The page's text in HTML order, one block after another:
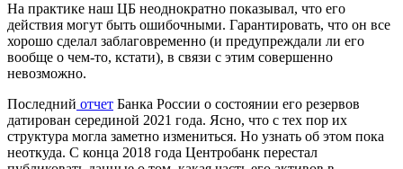
На практике наш ЦБ неоднократно показывал, что его
действия могут быть ошибочными. Гарантировать, что он все
хорошо сделал заблаговременно (и предупреждали ли его
вообще о чем-то, кстати), в связи с этим совершенно
невозможно.
Последний отчет Банка России о состоянии его резервов
датирован серединой 2021 года. Ясно, что с тех пор их
структура могла заметно измениться. Но узнать об этом пока
неоткуда. С конца 2018 года Центробанк перестал